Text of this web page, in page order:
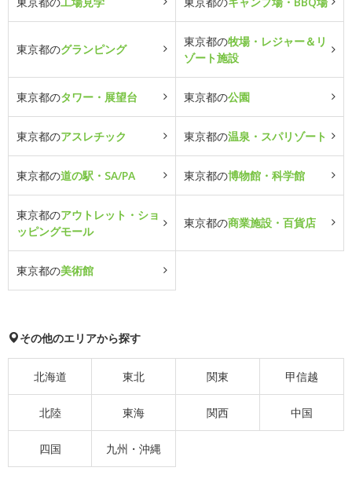
東京都のグランピング
東京都の牧場・レジャー＆リ
ゾート施設
東京都のタワー・展望台 東京都の公園
東京都のアスレチック 東京都の温泉・スパリゾート
東京都の道の駅・SA/PA 東京都の博物館・科学館
東京都のアウトレット・ショ
ッピングモール
東京都の商業施設・百貨店
東京都の美術館
その他のエリアから探す
北海道 東北 関東 甲信越
北陸 東海 関西 中国
四国 九州・沖縄